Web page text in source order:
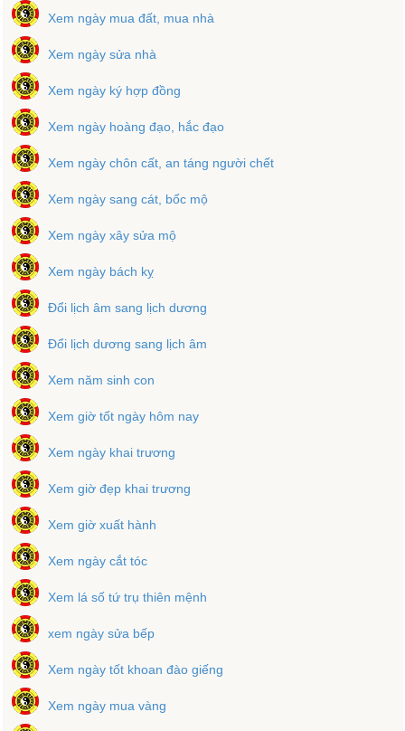
Xem ngày mua đất, mua nhà
Xem ngày sửa nhà
Xem ngày ký hợp đồng
Xem ngày hoàng đạo, hắc đạo
Xem ngày chôn cất, an táng người chết
Xem ngày sang cát, bốc mộ
Xem ngày xây sửa mộ
Xem ngày bách kỵ
Đổi lịch âm sang lịch dương
Đổi lịch dương sang lịch âm
Xem năm sinh con
Xem giờ tốt ngày hôm nay
Xem ngày khai trương
Xem giờ đẹp khai trương
Xem giờ xuất hành
Xem ngày cắt tóc
Xem lá số tứ trụ thiên mệnh
xem ngày sửa bếp
Xem ngày tốt khoan đào giếng
Xem ngày mua vàng